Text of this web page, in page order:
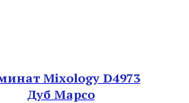
Mixology D4973
Дуб Марсо